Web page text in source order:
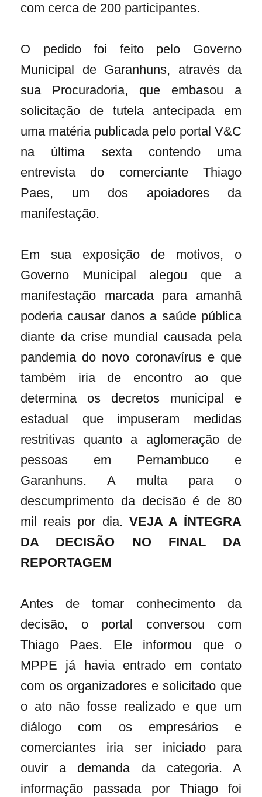
com cerca de 200 participantes.
O pedido foi feito pelo Governo
Municipal de Garanhuns, através da
sua Procuradoria, que embasou a
solicitação de tutela antecipada em
uma matéria publicada pelo portal V&C
na última sexta contendo uma
entrevista do comerciante Thiago
Paes, um dos apoiadores da
manifestação.
Em sua exposição de motivos, o
Governo Municipal alegou que a
manifestação marcada para amanhã
poderia causar danos a saúde pública
diante da crise mundial causada pela
pandemia do novo coronavírus e que
também iria de encontro ao que
determina os decretos municipal e
estadual que impuseram medidas
restritivas quanto a aglomeração de
pessoas em Pernambuco e
Garanhuns. A multa para o
descumprimento da decisão é de 80
mil reais por dia. VEJA A ÍNTEGRA
DA DECISÃO NO FINAL DA
REPORTAGEM
Antes de tomar conhecimento da
decisão, o portal conversou com
Thiago Paes. Ele informou que o
MPPE já havia entrado em contato
com os organizadores e solicitado que
o ato não fosse realizado e que um
diálogo com os empresários e
comerciantes iria ser iniciado para
ouvir a demanda da categoria. A
informação passada por Thiago foi